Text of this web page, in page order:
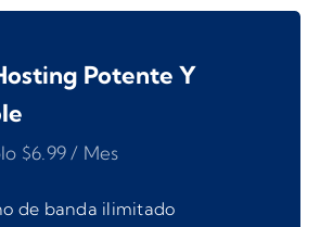
Potente Y
$6.99 / Mes
de banda ilimitado